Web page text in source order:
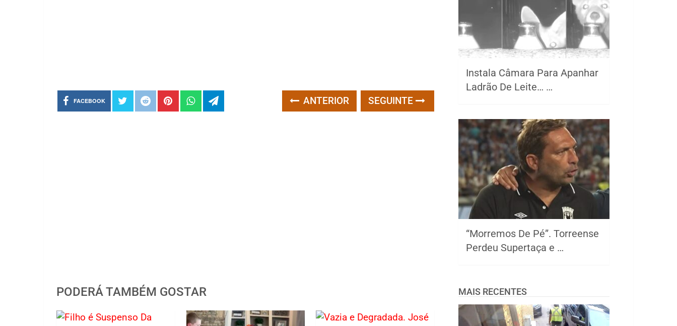
FACEBOOK ANTERIOR SEGUINTE
PODERÁ TAMBÉM GOSTAR
Instala Câmara Para Apanhar
Ladrão De Leite… …
“Morremos De Pé”. Torreense
Perdeu Supertaça e …
MAIS RECENTES